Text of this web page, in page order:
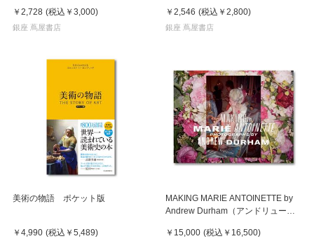
￥2,728 (税込 ￥3,000)
銀座 蔦屋書店
￥2,546 (税込 ￥2,800)
銀座 蔦屋書店
美術の物語 ポケット版
￥4,990 (税込 ￥5,489)
MAKING MARIE ANTOINETTE by
Andrew Durham（アンドリュー・
作品集
￥15,000 (税込 ￥16,500)